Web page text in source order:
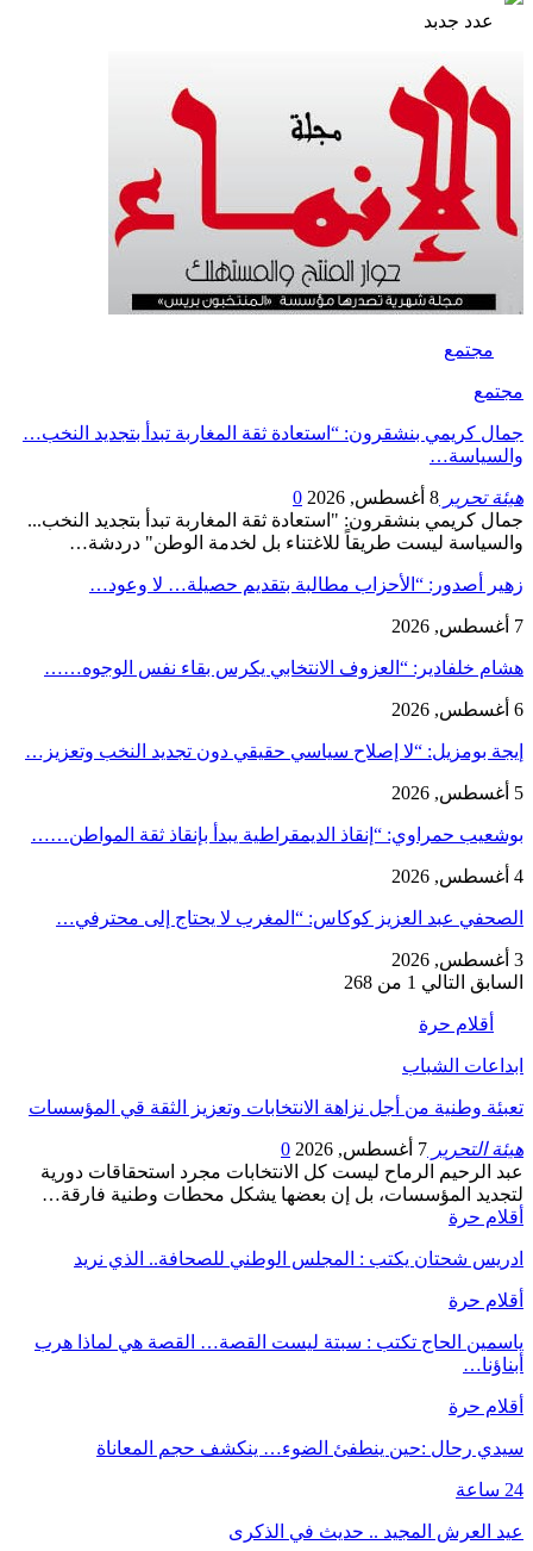
عدد جدبد
مجتمع
مجتمع
جمال كريمي بنشقرون: “استعادة ثقة المغاربة تبدأ بتجديد النخب…
والسياسة…
هيئة تحرير 8 أغسطس, 2026
0
جمال كريمي بنشقرون: "استعادة ثقة المغاربة تبدأ بتجديد النخب...
والسياسة ليست طريقاً للاغتناء بل لخدمة الوطن" دردشة…
زهير أصدور: “الأحزاب مطالبة بتقديم حصيلة… لا وعود…
7 أغسطس, 2026
هشام خلفادير: “العزوف الانتخابي يكرس بقاء نفس الوجوه……
6 أغسطس, 2026
إيجة بومزيل: “لا إصلاح سياسي حقيقي دون تجديد النخب وتعزيز…
5 أغسطس, 2026
بوشعيب حمراوي: “إنقاذ الديمقراطية يبدأ بإنقاذ ثقة المواطن……
4 أغسطس, 2026
الصحفي عبد العزيز كوكاس: “المغرب لا يحتاج إلى محترفي…
3 أغسطس, 2026
السابق التالي 1 من 268
أقلام حرة
ابداعات الشباب
تعبئة وطنية من أجل نزاهة الانتخابات وتعزيز الثقة قي المؤسسات
هيئة التحرير 7 أغسطس, 2026
0
عبد الرحيم الرماح ليست كل الانتخابات مجرد استحقاقات دورية
لتجديد المؤسسات، بل إن بعضها يشكل محطات وطنية فارقة…
أقلام حرة
ادريس شحتان يكتب : المجلس الوطني للصحافة.. الذي نريد
أقلام حرة
ياسمين الحاج تكتب : سبتة ليست القصة… القصة هي لماذا هرب
أبناؤنا…
أقلام حرة
سيدي رحال :حين ينطفئ الضوء… ينكشف حجم المعاناة
24 ساعة
عيد العرش المجيد .. حديث في الذكرى